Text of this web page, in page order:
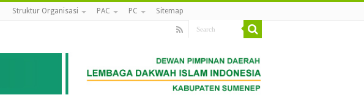
Struktur Organisasi PAC PC Sitemap